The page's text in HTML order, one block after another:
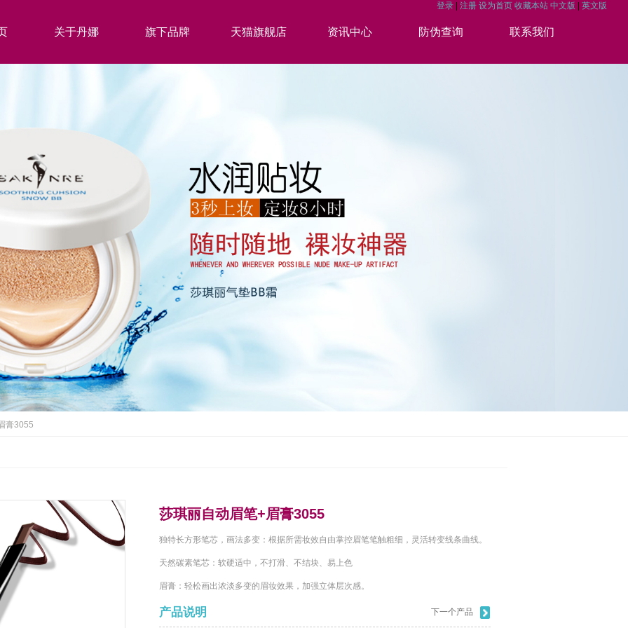
登录 注册 设为首页 收藏本站 中文版 英文版
关于丹娜 旗下品牌 天猫旗舰店 资讯中心 防伪查询 联系我们
膏3055
莎琪丽自动眉笔+眉膏3055
独特长方形笔芯，画法多变：根据所需妆效自由掌控眉笔笔触粗细，灵活转变线条曲线。
天然碳素笔芯：软硬适中，不打滑、不结块、易上色
眉膏：轻松画出浓淡多变的眉妆效果，加强立体层次感。
产品说明 下一个产品